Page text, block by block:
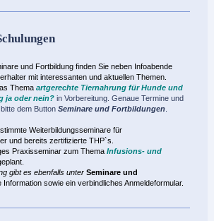
und Fortbildung finden Sie neben Infoabende
mit interessanten und aktuellen Themen.
Thema artgerechte Tiernahrung für Hunde und
ja oder nein?in Vorbereitung. Genaue Termine und
dem Button Seminare und Fortbildungen.
Weiterbildungsseminare für
und bereits zertifizierte THP`s.
Praxisseminar zum Thema Infusions- und
gibt es ebenfalls unter Seminare und
Information sowie ein verbindliches Anmeldeformular.